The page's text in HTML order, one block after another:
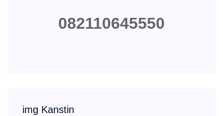
082110645550
img Kanstin